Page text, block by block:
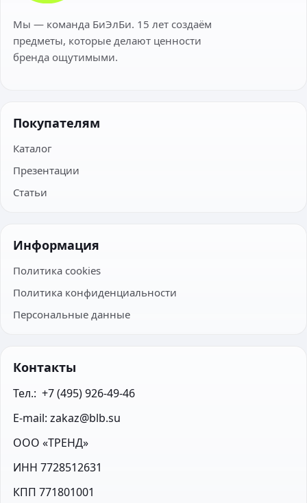
Мы — команда БиЭлБи. 15 лет создаём
предметы, которые делают ценности
бренда ощутимыми.
Покупателям
Каталог
Презентации
Статьи
Информация
Политика cookies
Политика конфиденциальности
Персональные данные
Контакты
Тел.:  +7 (495) 926-49-46
E-mail: zakaz@blb.su
ООО «ТРЕНД»
ИНН 7728512631
КПП 771801001